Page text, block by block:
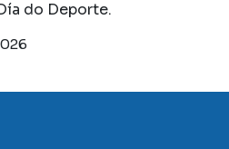
do Deporte.